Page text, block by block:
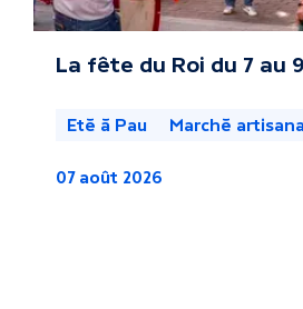
a
La fête du Roi du 7 au
Eté à Pau Marché artisanal
07 août 2026